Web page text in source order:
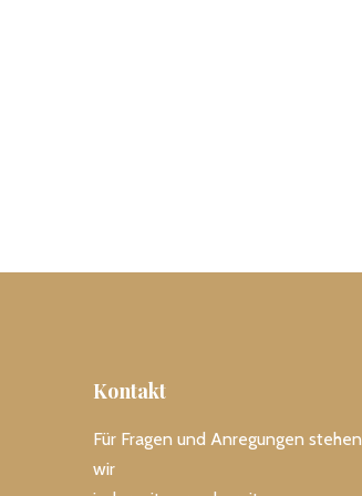
Kontakt
Für Fragen und Anregungen stehen
wir